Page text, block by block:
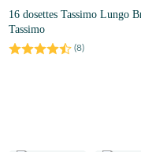
16 dosettes Tassimo Lungo
Tassimo
(8)